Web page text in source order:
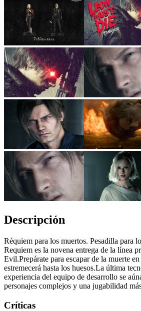
Descripción
Réquiem para los muertos. Pesadilla para
Requiem es la novena entrega de la línea
Evil.Prepárate para escapar de la muerte
estremecerá hasta los huesos.La última
experiencia del equipo de desarrollo se
personajes complejos y una jugabilidad
Críticas